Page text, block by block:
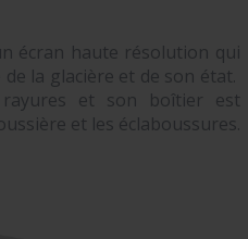
écran haute résolution qui
la glacière et de son état.
rayures et son boîtier est
et les éclaboussures.